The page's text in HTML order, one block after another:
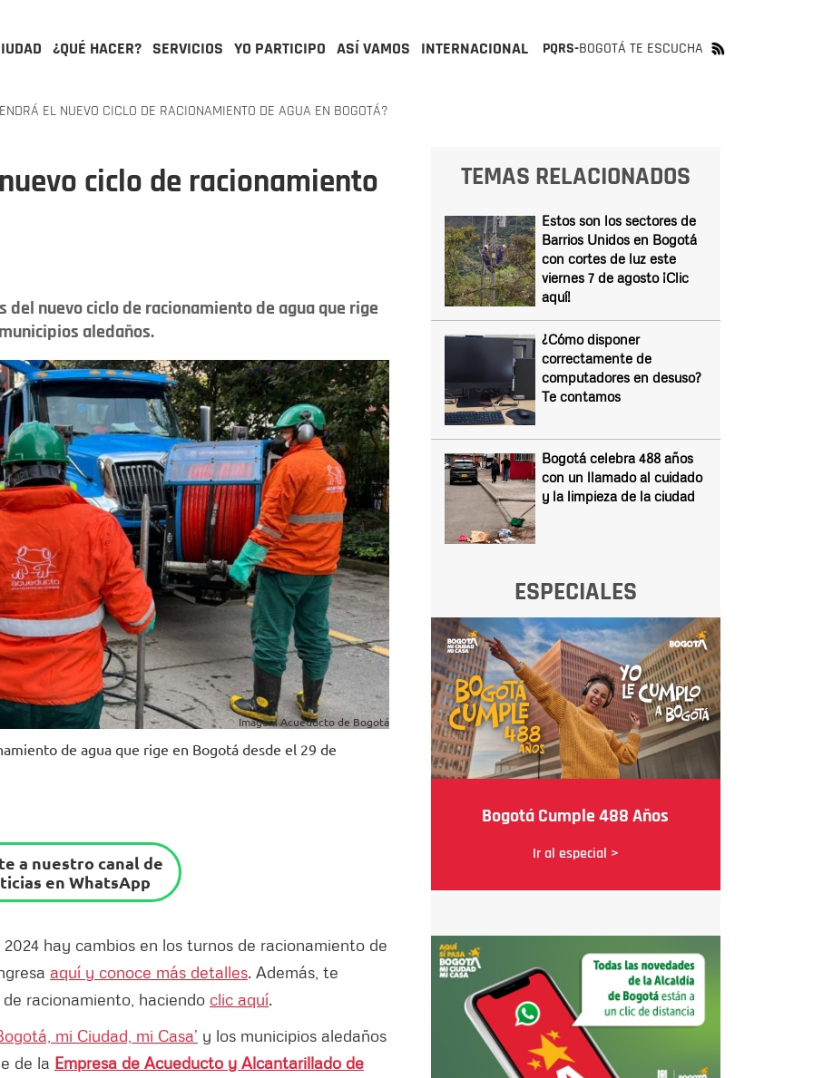
¿QUÉ HACER? SERVICIOS YO PARTICIPO ASÍ VAMOS INTERNACIONAL PQRS-BOGOTÁ TE ESCUCHA
EL NUEVO CICLO DE RACIONAMIENTO DE AGUA EN BOGOTÁ?
ciclo de racionamiento
nuevo ciclo de racionamiento de agua que rige
aledaños.
Imagen: Acueducto de Bogotá
de agua que rige en Bogotá desde el 29 de
a nuestro canal de
en WhatsApp
hay cambios en los turnos de racionamiento de
aquí y conoce más detalles. Además, te
racionamiento, haciendo clic aquí.
mi Ciudad, mi Casa’ y los municipios aledaños
de la Empresa de Acueducto y Alcantarillado de
TEMAS RELACIONADOS
Estos son los sectores de
Barrios Unidos en Bogotá
con cortes de luz este
viernes 7 de agosto ¡Clic
aquí!
¿Cómo disponer
correctamente de
computadores en desuso?
Te contamos
Bogotá celebra 488 años
con un llamado al cuidado
y la limpieza de la ciudad
ESPECIALES
Bogotá Cumple 488 Años
Ir al especial >